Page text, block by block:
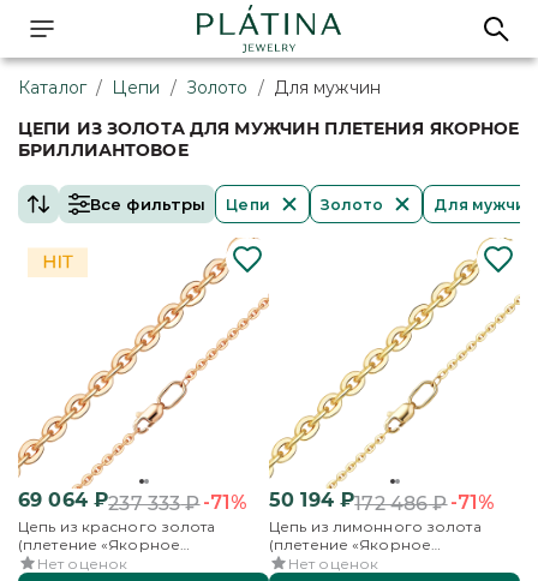
Каталог / Цепи / Золото / Для мужчин
ЦЕПИ ИЗ ЗОЛОТА ДЛЯ МУЖЧИН ПЛЕТЕНИЯ ЯКОРНОЕ
БРИЛЛИАНТОВОЕ
Все фильтры Цепи Золото Для мужчин
69 064₽237 333₽-71%
Цепь из красного золота
(плетение «Якорное
бриллиантовое»)
Нет оценок
50 194₽172 486₽-71%
Цепь из лимонного золота
(плетение «Якорное
бриллиантовое»)
Нет оценок